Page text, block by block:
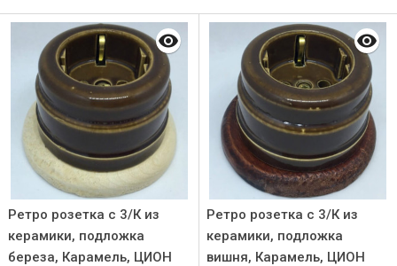
Ретро розетка с 3/К из
керамики, подложка
береза, Карамель, ЦИОН
Ретро розетка с 3/К из
керамики, подложка
вишня, Карамель, ЦИОН